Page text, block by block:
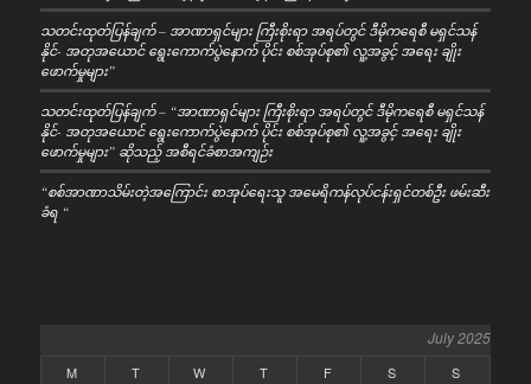
သတင်းထုတ်ပြန်ချက် – အာဏာရှင်များ ကြီးစိုးရာ အရပ်တွင် ဒီမိုကရေစီ မရှင်သန်
နိုင်- အတုအယောင် ရွေးကောက်ပွဲနောက် ပိုင်း စစ်အုပ်စု၏ လူ့အခွင့် အရေး ချိုး
ဖောက်မှုများ”
သတင်းထုတ်ပြန်ချက် – “အာဏာရှင်များ ကြီးစိုးရာ အရပ်တွင် ဒီမိုကရေစီ မရှင်သန်
နိုင်- အတုအယောင် ရွေးကောက်ပွဲနောက် ပိုင်း စစ်အုပ်စု၏ လူ့အခွင့် အရေး ချိုး
ဖောက်မှုများ” ဆိုသည့် အစီရင်ခံစာအကျဉ်း
“စစ်အာဏာသိမ်းတဲ့အကြောင်း စာအုပ်ရေးသူ အမေရိကန်လုပ်ငန်းရှင်တစ်ဦး ဖမ်းဆီး
ခံရ “
July 2025
M T W T F S S